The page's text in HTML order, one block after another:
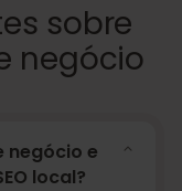
sobre
negócio
negócio e
local?